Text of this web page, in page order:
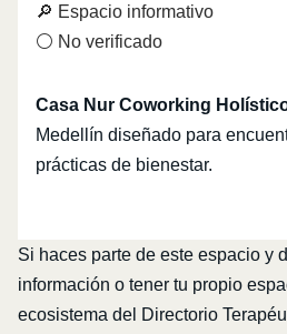
🔎 Espacio informativo
⚪ No verificado
Casa Nur Coworking
Medellín diseñado para
prácticas de bienestar.
Si haces parte de este espacio y
información o tener tu propio
ecosistema del Directorio